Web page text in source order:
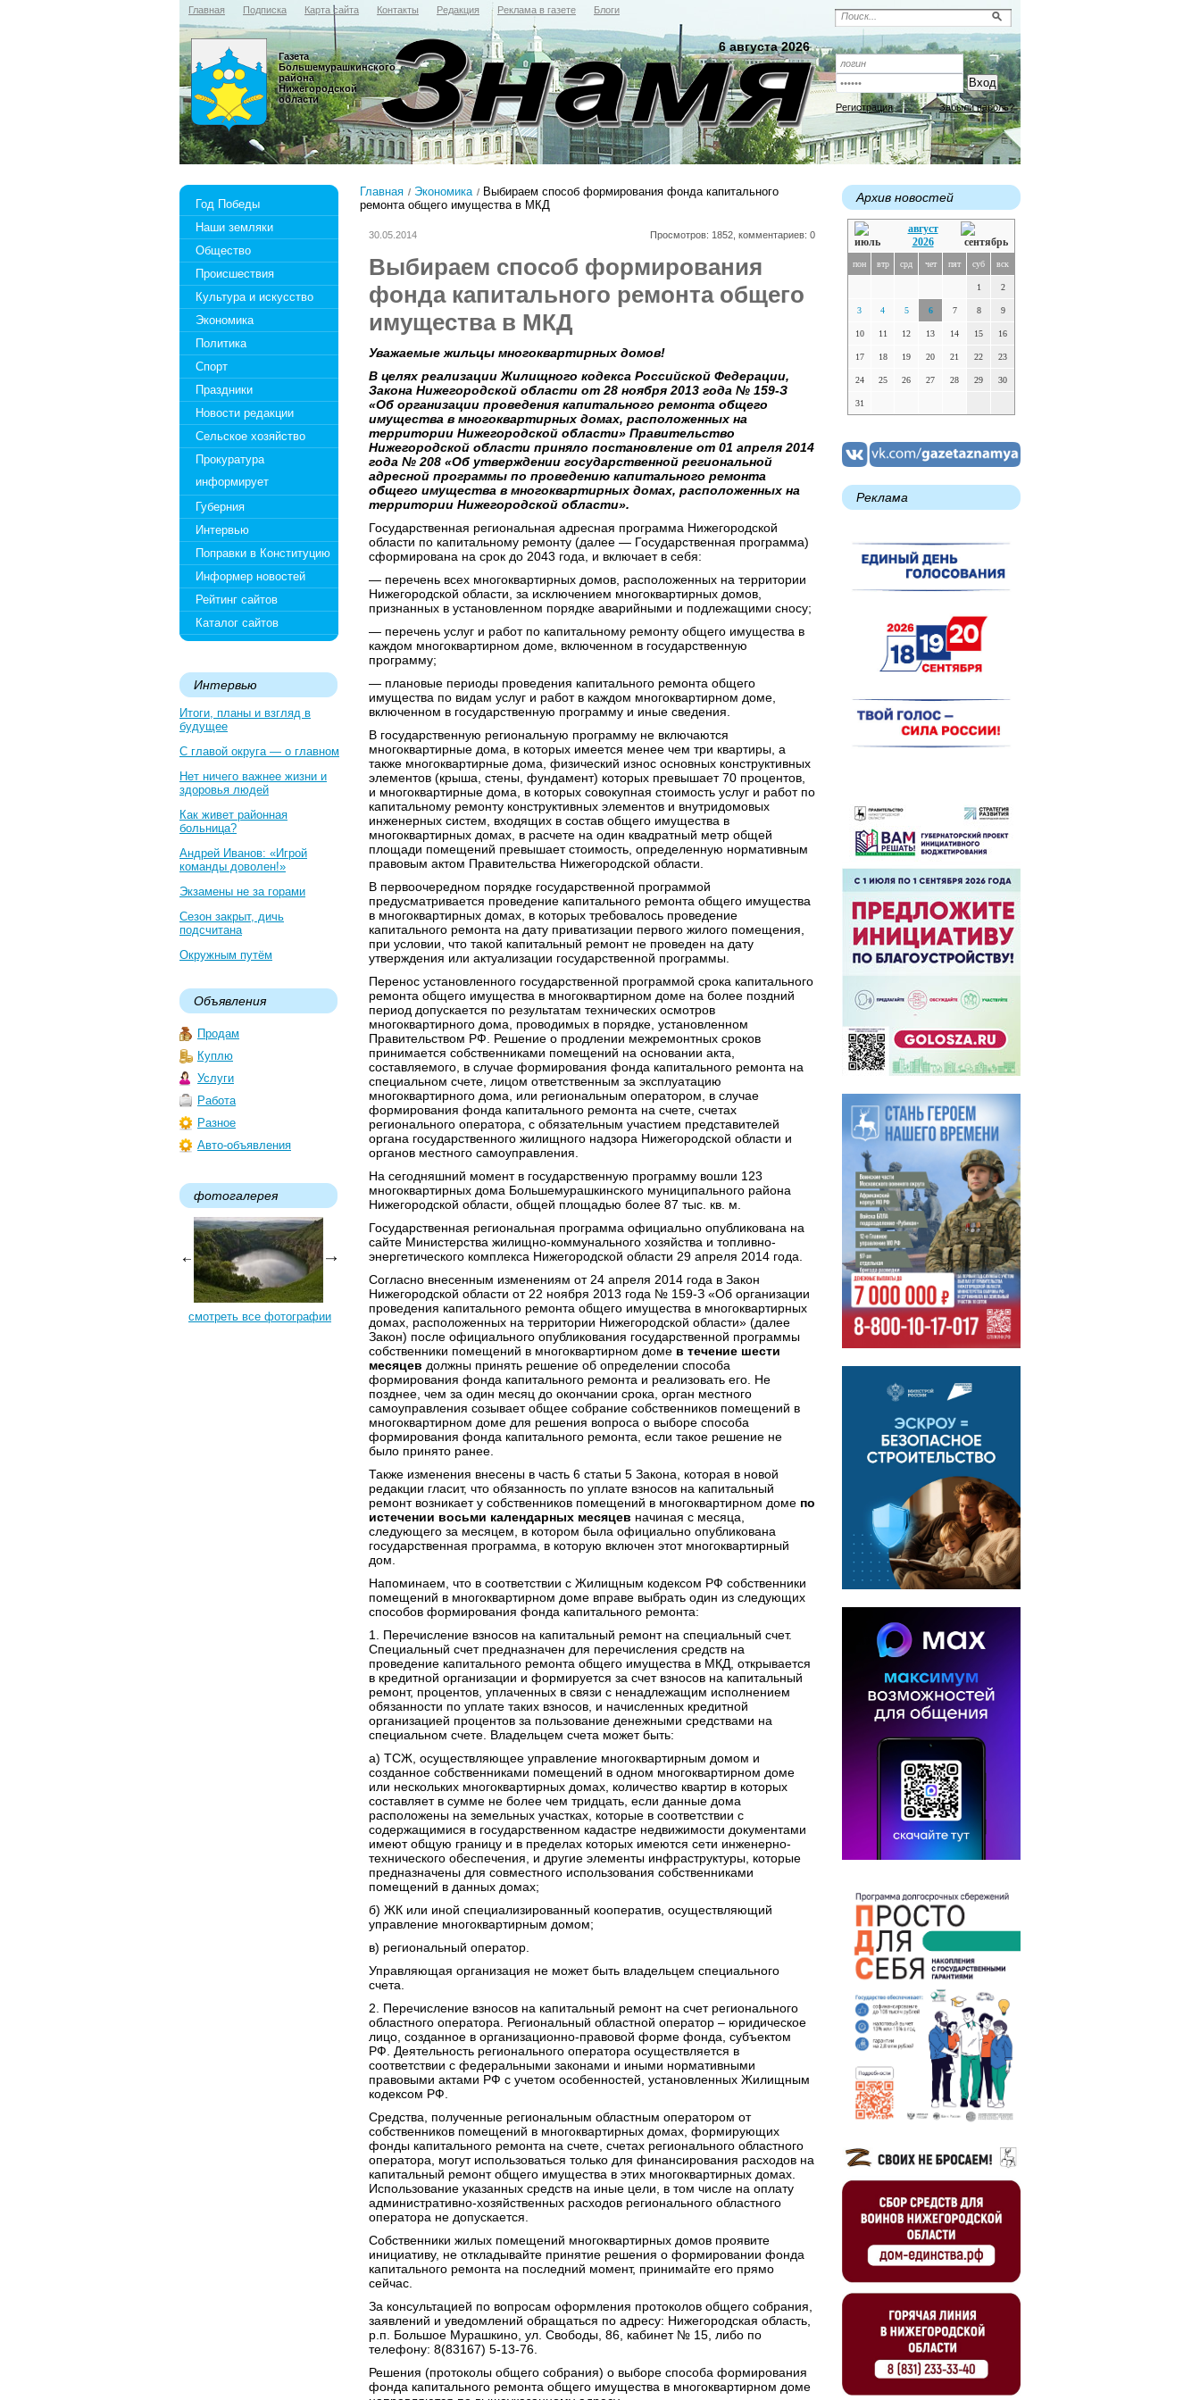
Главная Подписка Карта сайта Контакты Редакция Реклама в газете Блоги
Регистрация Забыли пароль?
6 августа 2026
Газета
Большемурашкинского
района
Нижегородской
области
Год Победы
Наши земляки
Общество
Происшествия
Культура и искусство
Экономика
Политика
Спорт
Праздники
Новости редакции
Сельское хозяйство
Прокуратура
информирует
Губерния
Интервью
Поправки в Конституцию
Информер новостей
Рейтинг сайтов
Каталог сайтов
Интервью
Итоги, планы и взгляд в
будущее
С главой округа — о главном
Нет ничего важнее жизни и
здоровья людей
Как живет районная
больница?
Андрей Иванов: «Игрой
команды доволен!»
Экзамены не за горами
Сезон закрыт, дичь
подсчитана
Окружным путём
Объявления
Продам
Куплю
Услуги
Работа
Разное
Авто-объявления
фотогалерея
смотреть все фотографии
Главная Экономика
Выбираем способ формирования фонда капитального
ремонта общего имущества в МКД
30.05.2014 Просмотров: 1852, комментариев: 0
Выбираем способ формирования
фонда капитального ремонта общего
имущества в МКД
Уважаемые жильцы многоквартирных домов!
В целях реализации Жилищного кодекса Российской Федерации,
Закона Нижегородской области от 28 ноября 2013 года № 159-З
«Об организации проведения капитального ремонта общего
имущества в многоквартирных домах, расположенных на
территории Нижегородской области» Правительство
Нижегородской области приняло постановление от 01 апреля 2014
года № 208 «Об утверждении государственной региональной
адресной программы по проведению капитального ремонта
общего имущества в многоквартирных домах, расположенных на
территории Нижегородской области».
Государственная региональная адресная программа Нижегородской
области по капитальному ремонту (далее — Государственная программа)
сформирована на срок до 2043 года, и включает в себя:
— перечень всех многоквартирных домов, расположенных на территории
Нижегородской области, за исключением многоквартирных домов,
признанных в установленном порядке аварийными и подлежащими сносу;
— перечень услуг и работ по капитальному ремонту общего имущества в
каждом многоквартирном доме, включенном в государственную
программу;
— плановые периоды проведения капитального ремонта общего
имущества по видам услуг и работ в каждом многоквартирном доме,
включенном в государственную программу и иные сведения.
В государственную региональную программу не включаются
многоквартирные дома, в которых имеется менее чем три квартиры, а
также многоквартирные дома, физический износ основных конструктивных
элементов (крыша, стены, фундамент) которых превышает 70 процентов,
и многоквартирные дома, в которых совокупная стоимость услуг и работ по
капитальному ремонту конструктивных элементов и внутридомовых
инженерных систем, входящих в состав общего имущества в
многоквартирных домах, в расчете на один квадратный метр общей
площади помещений превышает стоимость, определенную нормативным
правовым актом Правительства Нижегородской области.
В первоочередном порядке государственной программой
предусматривается проведение капитального ремонта общего имущества
в многоквартирных домах, в которых требовалось проведение
капитального ремонта на дату приватизации первого жилого помещения,
при условии, что такой капитальный ремонт не проведен на дату
утверждения или актуализации государственной программы.
Перенос установленного государственной программой срока капитального
ремонта общего имущества в многоквартирном доме на более поздний
период допускается по результатам технических осмотров
многоквартирного дома, проводимых в порядке, установленном
Правительством РФ. Решение о продлении межремонтных сроков
принимается собственниками помещений на основании акта,
составляемого, в случае формирования фонда капитального ремонта на
специальном счете, лицом ответственным за эксплуатацию
многоквартирного дома, или региональным оператором, в случае
формирования фонда капитального ремонта на счете, счетах
регионального оператора, с обязательным участием представителей
органа государственного жилищного надзора Нижегородской области и
органов местного самоуправления.
На сегодняшний момент в государственную программу вошли 123
многоквартирных дома Большемурашкинского муниципального района
Нижегородской области, общей площадью более 87 тыс. кв. м.
Государственная региональная программа официально опубликована на
сайте Министерства жилищно-коммунального хозяйства и топливно-
энергетического комплекса Нижегородской области 29 апреля 2014 года.
Согласно внесенным изменениям от 24 апреля 2014 года в Закон
Нижегородской области от 22 ноября 2013 года № 159-З «Об организации
проведения капитального ремонта общего имущества в многоквартирных
домах, расположенных на территории Нижегородской области» (далее
Закон) после официального опубликования государственной программы
собственники помещений в многоквартирном доме в течение шести
месяцев должны принять решение об определении способа
формирования фонда капитального ремонта и реализовать его. Не
позднее, чем за один месяц до окончании срока, орган местного
самоуправления созывает общее собрание собственников помещений в
многоквартирном доме для решения вопроса о выборе способа
формирования фонда капитального ремонта, если такое решение не
было принято ранее.
Также изменения внесены в часть 6 статьи 5 Закона, которая в новой
редакции гласит, что обязанность по уплате взносов на капитальный
ремонт возникает у собственников помещений в многоквартирном доме по
истечении восьми календарных месяцев начиная с месяца,
следующего за месяцем, в котором была официально опубликована
государственная программа, в которую включен этот многоквартирный
дом.
Напоминаем, что в соответствии с Жилищным кодексом РФ собственники
помещений в многоквартирном доме вправе выбрать один из следующих
способов формирования фонда капитального ремонта:
1. Перечисление взносов на капитальный ремонт на специальный счет.
Специальный счет предназначен для перечисления средств на
проведение капитального ремонта общего имущества в МКД, открывается
в кредитной организации и формируется за счет взносов на капитальный
ремонт, процентов, уплаченных в связи с ненадлежащим исполнением
обязанности по уплате таких взносов, и начисленных кредитной
организацией процентов за пользование денежными средствами на
специальном счете. Владельцем счета может быть:
а) ТСЖ, осуществляющее управление многоквартирным домом и
созданное собственниками помещений в одном многоквартирном доме
или нескольких многоквартирных домах, количество квартир в которых
составляет в сумме не более чем тридцать, если данные дома
расположены на земельных участках, которые в соответствии с
содержащимися в государственном кадастре недвижимости документами
имеют общую границу и в пределах которых имеются сети инженерно-
технического обеспечения, и другие элементы инфраструктуры, которые
предназначены для совместного использования собственниками
помещений в данных домах;
б) ЖК или иной специализированный кооператив, осуществляющий
управление многоквартирным домом;
в) региональный оператор.
Управляющая организация не может быть владельцем специального
счета.
2. Перечисление взносов на капитальный ремонт на счет регионального
областного оператора. Региональный областной оператор – юридическое
лицо, созданное в организационно-правовой форме фонда, субъектом
РФ. Деятельность регионального оператора осуществляется в
соответствии с федеральными законами и иными нормативными
правовыми актами РФ с учетом особенностей, установленных Жилищным
кодексом РФ.
Средства, полученные региональным областным оператором от
собственников помещений в многоквартирных домах, формирующих
фонды капитального ремонта на счете, счетах регионального областного
оператора, могут использоваться только для финансирования расходов на
капитальный ремонт общего имущества в этих многоквартирных домах.
Использование указанных средств на иные цели, в том числе на оплату
административно-хозяйственных расходов регионального областного
оператора не допускается.
Собственники жилых помещений многоквартирных домов проявите
инициативу, не откладывайте принятие решения о формировании фонда
капитального ремонта на последний момент, принимайте его прямо
сейчас.
За консультацией по вопросам оформления протоколов общего собрания,
заявлений и уведомлений обращаться по адресу: Нижегородская область,
р.п. Большое Мурашкино, ул. Свободы, 86, кабинет № 15, либо по
телефону: 8(83167) 5-13-76.
Решения (протоколы общего собрания) о выборе способа формирования
фонда капитального ремонта общего имущества в многоквартирном доме
Архив новостей
август
2026
пон втр срд чет пят суб вск
1 2
3 4 5 6 7 8 9
10 11 12 13 14 15 16
17 18 19 20 21 22 23
24 25 26 27 28 29 30
31
Реклама